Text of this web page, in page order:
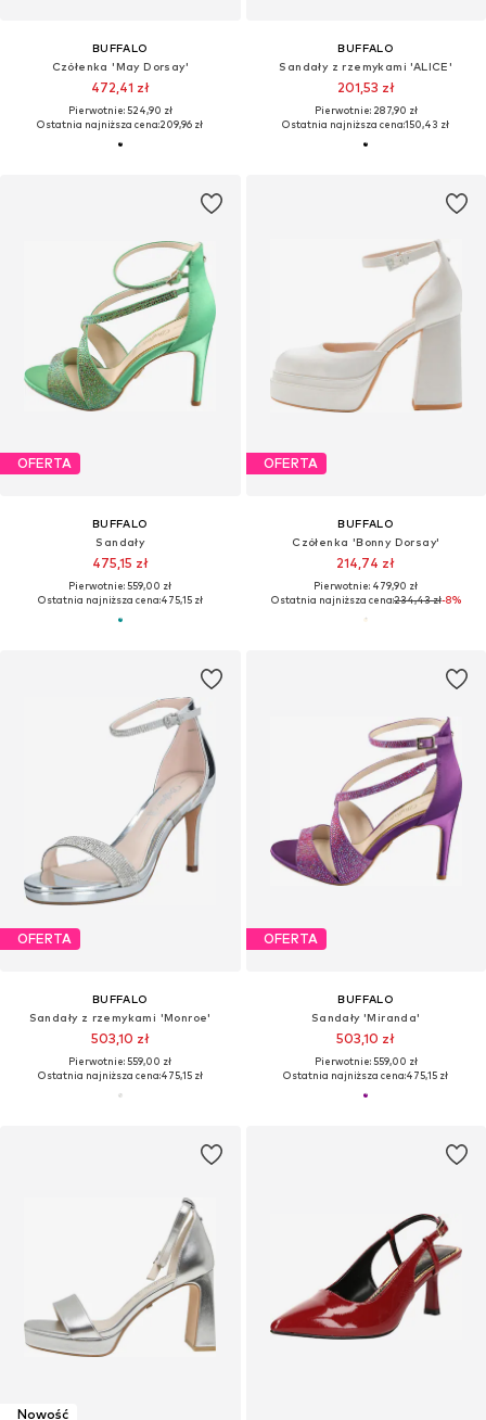
BUFFALO
Czółenka 'May Dorsay'
472,41 zł
Pierwotnie: 524,90 zł
Ostatnia najniższa cena:209,96 zł
BUFFALO
Sandały z rzemykami 'ALICE'
201,53 zł
Pierwotnie: 287,90 zł
Ostatnia najniższa cena:150,43 zł
OFERTA
BUFFALO
Sandały
475,15 zł
Pierwotnie: 559,00 zł
Ostatnia najniższa cena:475,15 zł
OFERTA
BUFFALO
Czółenka 'Bonny Dorsay'
214,74 zł
Pierwotnie: 479,90 zł
Ostatnia najniższa cena:234,43 zł-8%
OFERTA
BUFFALO
Sandały z rzemykami 'Monroe'
503,10 zł
Pierwotnie: 559,00 zł
Ostatnia najniższa cena:475,15 zł
OFERTA
BUFFALO
Sandały 'Miranda'
503,10 zł
Pierwotnie: 559,00 zł
Ostatnia najniższa cena:475,15 zł
Nowość